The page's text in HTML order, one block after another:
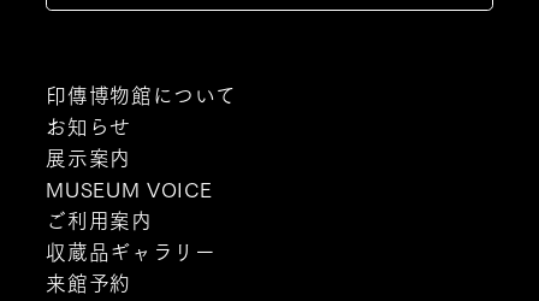
印傳博物館について
お知らせ
展示案内
MUSEUM VOICE
ご利用案内
収蔵品ギャラリー
来館予約